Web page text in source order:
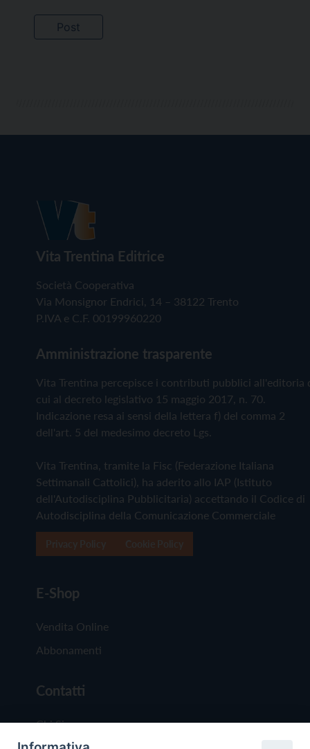
Vita Trentina Editrice
Società Cooperativa
Via Monsignor Endrici, 14 – 38122 Trento
P.IVA e C.F. 00199960220
Amministrazione trasparente
Vita Trentina percepisce i contributi pubblici all'editoria
cui al decreto legislativo 15 maggio 2017, n. 70.
Indicazione resa ai sensi della lettera f) del comma 2
dell'art. 5 del medesimo decreto Lgs.
Vita Trentina, tramite la Fisc (Federazione Italiana
Settimanali Cattolici), ha aderito allo IAP (Istituto
dell'Autodisciplina Pubblicitaria) accettando il Codice di
Autodisciplina della Comunicazione Commerciale
E-Shop
Vendita Online
Abbonamenti
Contatti
Chi Siamo